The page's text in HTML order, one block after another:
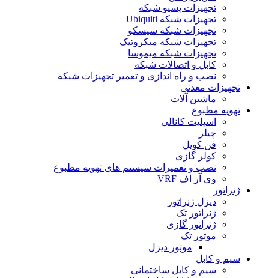
تجهیزات پسیو شبکه
تجهیزات شبکه Ubiquiti
تجهیزات شبکه سیسکو
تجهیزات شبکه میکروتیک
تجهیزات شبکه میموسا
کابل و اتصالات شبکه
نصب و راه اندازی و تعمیر تجهیزات شبکه
تجهیزات معدنی
ماشین آلات
تهویه مطبوع
اسپلیت کانالی
چیلر
فن کویل
کولر گازی
نصب و تعمیرات سیستم های تهویه مطبوع
وی آر اف VRF
ژنراتور
دیزل ژنراتور
ژنراتور تک
ژنراتور گازی
موتور تک
موتور دیزل
سیم و کابل
سیم و کابل ساختمانی